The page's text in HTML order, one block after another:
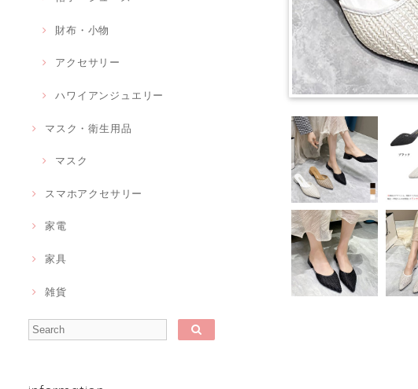
財布・小物
アクセサリー
ハワイアンジュエリー
マスク・衛生用品
マスク
スマホアクセサリー
家電
家具
雑貨